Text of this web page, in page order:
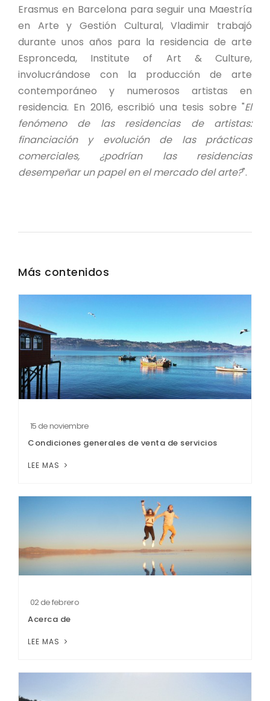
Erasmus en Barcelona para seguir una Maestría
en Arte y Gestión Cultural, Vladimir trabajó
durante unos años para la residencia de arte
Espronceda, Institute of Art & Culture,
involucrándose con la producción de arte
contemporáneo y numerosos artistas en
residencia. En 2016, escribió una tesis sobre "El
fenómeno de las residencias de artistas:
financiación y evolución de las prácticas
comerciales, ¿podrían las residencias
desempeñar un papel en el mercado del arte?".
Más contenidos
15 de noviembre
Condiciones generales de venta de servicios
LEE MAS
02 de febrero
Acerca de
LEE MAS